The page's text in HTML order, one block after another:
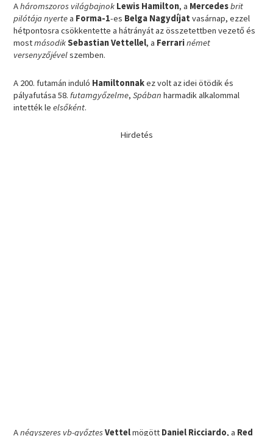
Aháromszoros világbajnok Lewis Hamilton, a Mercedesbrit
pilótája nyertea Forma-1-es Belga Nagydíjat vasárnap, ezzel
hétpontosra csökkentette a hátrányát az összetettben vezető és
mostmásodikSebastian Vettellel, a Ferrarinémet
versenyzőjévelszemben.
A 200. futamán induló Hamiltonnakez volt az idei ötödik és
pályafutása 58.futamgyőzelme,Spában harmadik alkalommal
intették leelsőként.
Hirdetés
Anégyszeres vb-győztesVettelmögött Daniel Ricciardo, a Red